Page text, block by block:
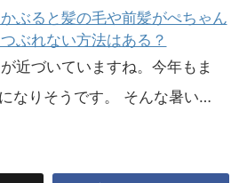
ぶると髪の毛や前髪がぺちゃん
ぶれない方法はある？
近づいていますね。今年もま
なりそうです。 そんな暑い…